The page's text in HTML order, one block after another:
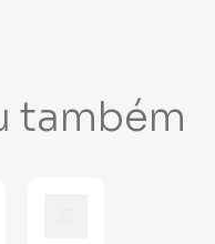
também